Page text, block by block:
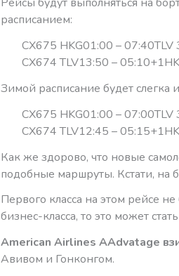
расписанием:
CX675 HKG01:00 –
CX674 TLV13:50 –
Зимой расписание будет слегка
CX675 HKG01:00 –
CX674 TLV12:45 –
Как же здорово, что новые
подобные маршруты. Кстати, на
Первого класса на этом рейсе
бизнес-класса, то это может
American Airlines AAdvatage
Авивом и Гонконгом.